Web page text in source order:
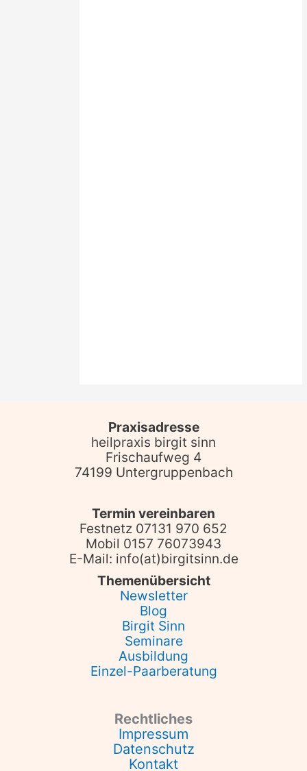
Praxisadresse
heilpraxis birgit sinn
Frischaufweg 4
74199 Untergruppenbach
Termin vereinbaren
Festnetz 07131 970 652
Mobil 0157 76073943
E-Mail: info(at)birgitsinn.de
Themenübersicht
Newsletter
Blog
Birgit Sinn
Seminare
Ausbildung
Einzel-Paarberatung
Rechtliches
Impressum
Datenschutz
Kontakt